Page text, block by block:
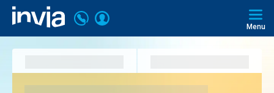
Invia.sk
Volajte
+421
2
3221
Prihlásiť
Menu